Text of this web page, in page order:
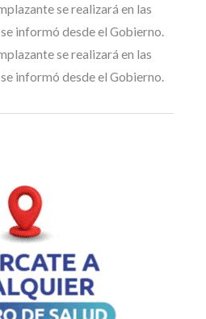
se realizará en las
informó desde el Gobierno.
se realizará en las
informó desde el Gobierno.